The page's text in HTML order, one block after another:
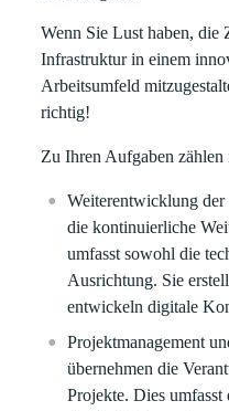
Wenn Sie Lust haben, die
Infrastruktur in einem
Arbeitsumfeld
richtig!
Zu Ihren Aufgaben zählen
Weiterentwicklung der
die kontinuierliche
umfasst sowohl die
Ausrichtung. Sie
entwickeln digitale
Projektmanagement
übernehmen die
Projekte. Dies